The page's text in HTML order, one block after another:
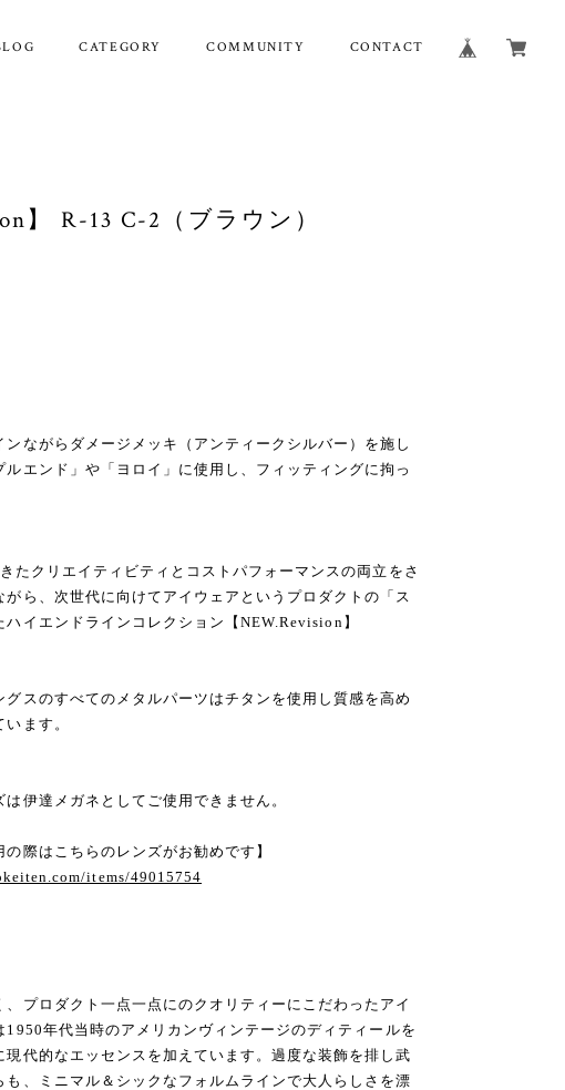
CATEGORY COMMUNITY CONTACT
】 R-13 C-2（ブラウン）
ンながらダメージメッキ（アンティークシルバー）を施し
エンド」や「ヨロイ」に使用し、フィッティングに拘っ
たクリエイティビティとコストパフォーマンスの両立をさ
がら、次世代に向けてアイウェアというプロダクトの「ス
イエンドラインコレクション【NEW.Revision】
グスのすべてのメタルパーツはチタンを使用し質感を高め
ます。
伊達メガネとしてご使用できません。
の際はこちらのレンズがお勧めです】
items/49015754
プロダクト一点一点にのクオリティーにこだわったアイ
1950年代当時のアメリカンヴィンテージのディティールを
代的なエッセンスを加えています。過度な装飾を排し武
、ミニマル＆シックなフォルムラインで大人らしさを漂